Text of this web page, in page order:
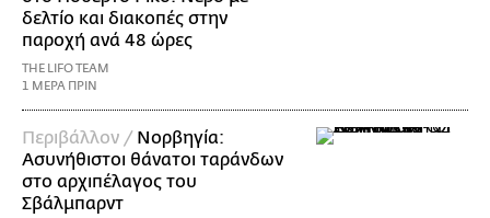
δελτίο και διακοπές στην
παροχή ανά 48 ώρες
THE LIFO TEAM
1 ΜΕΡΑ ΠΡΙΝ
Περιβάλλον / Νορβηγία:
Ασυνήθιστοι θάνατοι ταράνδων
στο αρχιπέλαγος του
Σβάλμπαρντ